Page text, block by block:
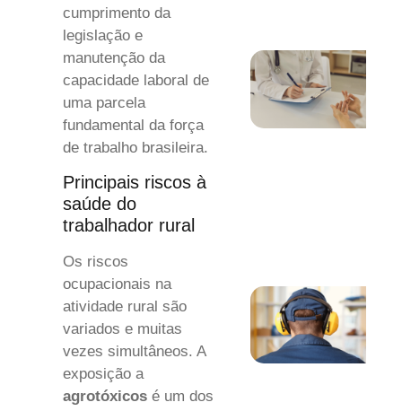
cumprimento da
legislação e
manutenção da
capacidade laboral de
uma parcela
fundamental da força
de trabalho brasileira.
Principais riscos à
saúde do
trabalhador rural
Os riscos
ocupacionais na
atividade rural são
variados e muitas
vezes simultâneos. A
exposição a
agrotóxicos é um dos